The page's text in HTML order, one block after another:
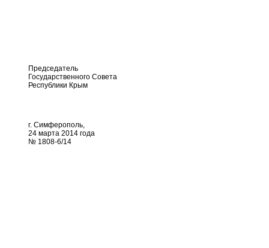
Председатель
Государственного Совета
Республики Крым
г. Симферополь,
24 марта 2014 года
№ 1808-6/14